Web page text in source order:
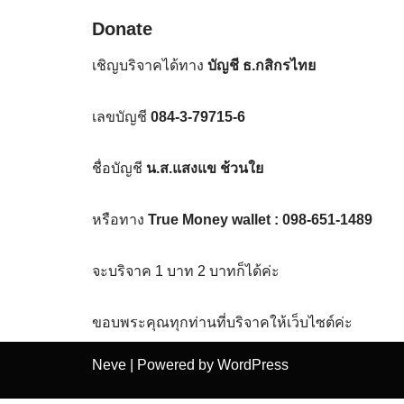
Donate
เชิญบริจาคได้ทาง บัญชี ธ.กสิกรไทย
เลขบัญชี 084-3-79715-6
ชื่อบัญชี น.ส.แสงแข ช้วนใย
หรือทาง True Money wallet : 098-651-1489
จะบริจาค 1 บาท 2 บาทก็ได้ค่ะ
ขอบพระคุณทุกท่านที่บริจาคให้เว็บไซต์ค่ะ
Neve | Powered by WordPress